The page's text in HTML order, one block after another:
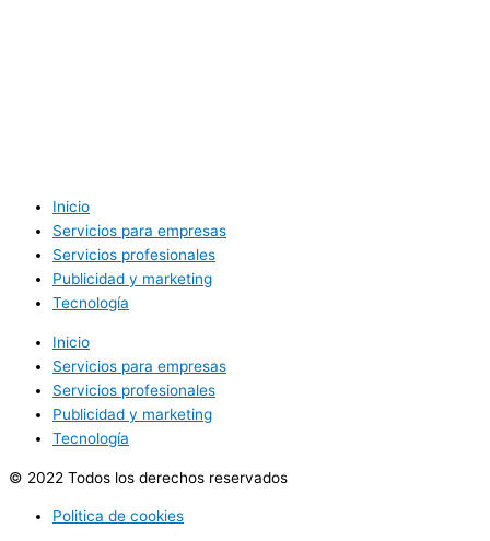
Inicio
Servicios para empresas
Servicios profesionales
Publicidad y marketing
Tecnología
Inicio
Servicios para empresas
Servicios profesionales
Publicidad y marketing
Tecnología
© 2022 Todos los derechos reservados
Politica de cookies